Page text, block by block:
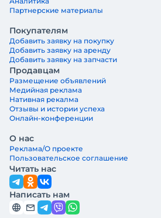
Партнерские материалы
Покупателям
Добавить заявку на покупку
Добавить заявку на аренду
Добавить заявку на запчасти
Продавцам
Размещение объявлений
Медийная реклама
Нативная рекалма
Отзывы и истории успеха
Онлайн-конференции
О нас
Реклама/О проекте
Пользовательское соглашение
Читать нас
Написать нам